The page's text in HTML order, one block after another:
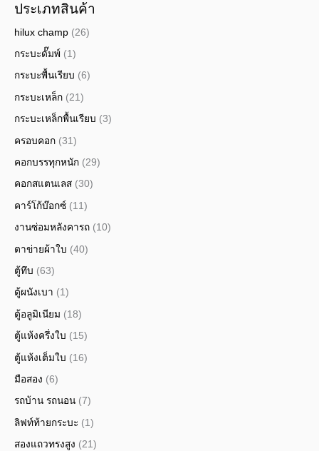
ประเภทสินค้า
hilux champ (26)
กระบะดั๊มพ์ (1)
กระบะพื้นเรียบ (6)
กระบะเหล็ก (21)
กระบะเหล็กพื้นเรียบ (3)
ครอบคอก (31)
คอกบรรทุกหนัก (29)
คอกสแตนเลส (30)
คาร์โก้บ๊อกซ์ (11)
งานซ่อมหลังคารถ (10)
ตาข่ายผ้าใบ (40)
ตู้ทึบ (63)
ตู้ผนังเบา (1)
ตู้อลูมิเนียม (18)
ตู้แห้งครึ่งใบ (15)
ตู้แห้งเต็มใบ (16)
มือสอง (6)
รถบ้าน รถนอน (7)
ลิฟท์ท้ายกระบะ (1)
สองแถวทรงสูง (21)